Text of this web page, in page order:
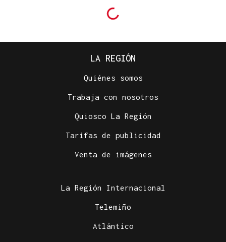
LA REGIÓN
Quiénes somos
Trabaja con nosotros
Quiosco La Región
Tarifas de publicidad
Venta de imágenes
La Región Internacional
Telemiño
Atlántico